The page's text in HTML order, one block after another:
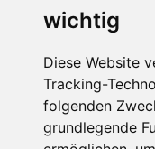
wichtig
Diese Website
Tracking-
folgenden
grundlegende
Die
Muss für alle